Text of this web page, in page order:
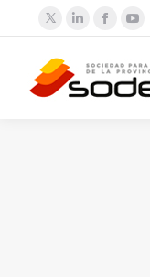
LinkedinFacebook